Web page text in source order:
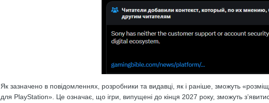
Як зазначено в повідомленнях, розробники та видавці, як і раніше, зможуть
для PlayStation». Це означає, що ігри, випущені до кінця 2027 року, зможуть